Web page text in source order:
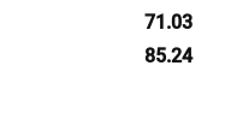
71.03
85.24